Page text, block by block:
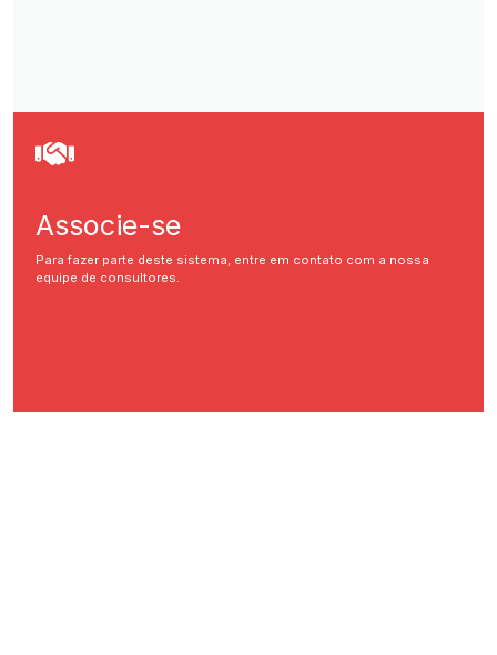
Associe-se
Para fazer parte deste sistema, entre em contato com a nossa
equipe de consultores.